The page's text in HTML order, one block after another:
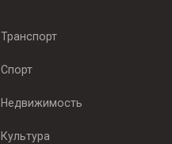
Транспорт
Спорт
Недвижимость
Культура